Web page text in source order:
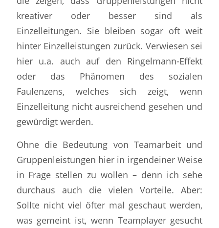
kreativer oder besser sind als
Einzelleitungen. Sie bleiben sogar oft weit
hinter Einzelleistungen zurück. Verwiesen sei
hier u.a. auch auf den Ringelmann-Effekt
oder das Phänomen des sozialen
Faulenzens, welches sich zeigt, wenn
Einzelleitung nicht ausreichend gesehen und
gewürdigt werden.
Ohne die Bedeutung von Teamarbeit und
Gruppenleistungen hier in irgendeiner Weise
in Frage stellen zu wollen – denn ich sehe
durchaus auch die vielen Vorteile. Aber:
Sollte nicht viel öfter mal geschaut werden,
was gemeint ist, wenn Teamplayer gesucht